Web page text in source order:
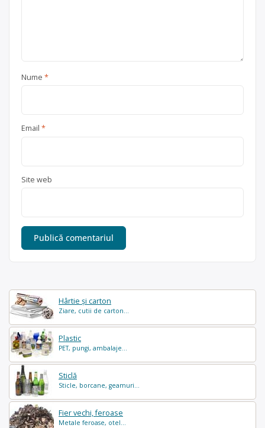
Hârtie și carton
Ziare, cutii de carton...
Plastic
PET, pungi, ambalaje...
Sticlă
Sticle, borcane, geamuri...
Fier vechi, feroase
Metale feroase, otel...
Nume *
Email *
Site web